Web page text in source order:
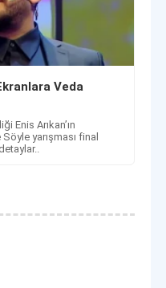
Veda
Enis Arıkan’ın
yarışması final